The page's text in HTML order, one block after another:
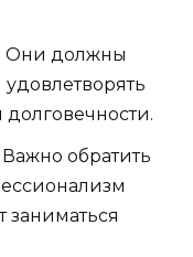
Они должны
удовлетворять
обратить
заниматься